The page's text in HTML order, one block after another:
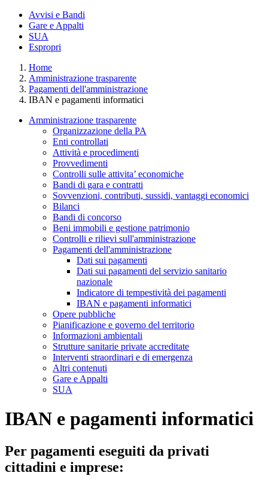
Avvisi e Bandi
Gare e Appalti
SUA
Espropri
Home
Amministrazione trasparente
Pagamenti dell'amministrazione
IBAN e pagamenti informatici
Amministrazione trasparente
Organizzazione della PA
Enti controllati
Attività e procedimenti
Provvedimenti
Controlli sulle attivita’ economiche
Bandi di gara e contratti
Sovvenzioni, contributi, sussidi, vantaggi economici
Bilanci
Bandi di concorso
Beni immobili e gestione patrimonio
Controlli e rilievi sull'amministrazione
Pagamenti dell'amministrazione
Dati sui pagamenti
Dati sui pagamenti del servizio sanitario
nazionale
Indicatore di tempestività dei pagamenti
IBAN e pagamenti informatici
Opere pubbliche
Pianificazione e governo del territorio
Informazioni ambientali
Strutture sanitarie private accreditate
Interventi straordinari e di emergenza
Altri contenuti
Gare e Appalti
SUA
IBAN e pagamenti informatici
Per pagamenti eseguiti da privati
cittadini e imprese: